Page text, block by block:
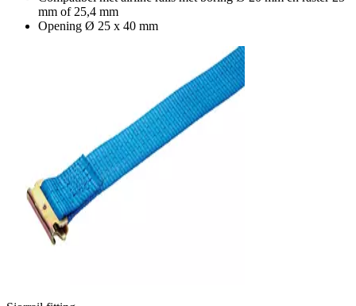
mm of 25,4 mm
Opening Ø 25 x 40 mm